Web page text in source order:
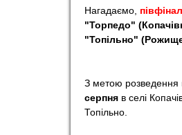
Нагадаємо,
"Торпедо"
"Топільно"
З метою розведення
серпня в селі
Топільно.